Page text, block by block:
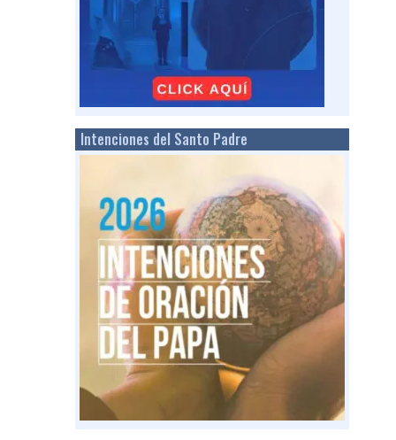
Intenciones del Santo Padre